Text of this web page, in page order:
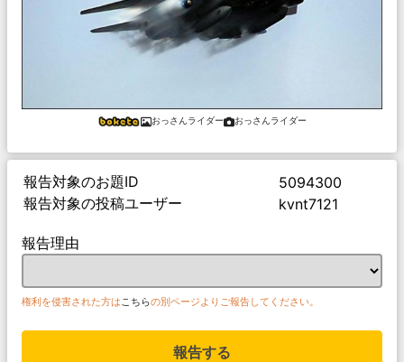
おっさんライダー おっさんライダー
報告対象のお題ID
5094300
報告対象の投稿ユーザー
kvnt7121
報告理由
権利を侵害された方はこちらの別ページよりご報告してください。
報告する